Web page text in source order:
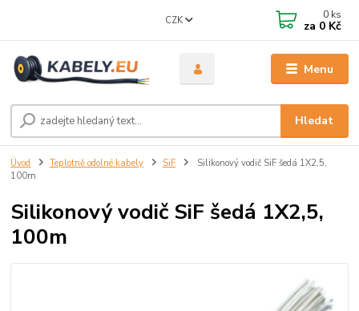
Menu
CZK
Hledat
0 ks
za 0 Kč
Úvod Teplotně odolné kabely SiF
Silikonový vodič SiF šedá 1X2,5,
100m
Silikonový vodič SiF šedá 1X2,5,
100m